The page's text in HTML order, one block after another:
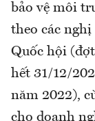
bảo vệ môi
theo các
Quốc hội
hết 31/12/
năm 2022),
cho doanh